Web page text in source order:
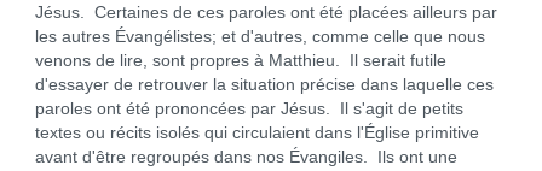
Jésus. Certaines de ces paroles ont été placées ailleurs par
les autres Évangélistes; et d'autres, comme celle que nous
venons de lire, sont propres à Matthieu. Il serait futile
d'essayer de retrouver la situation précise dans laquelle ces
paroles ont été prononcées par Jésus. Il s'agit de petits
textes ou récits isolés qui circulaient dans l'Église primitive
avant d'être regroupés dans nos Évangiles. Ils ont une